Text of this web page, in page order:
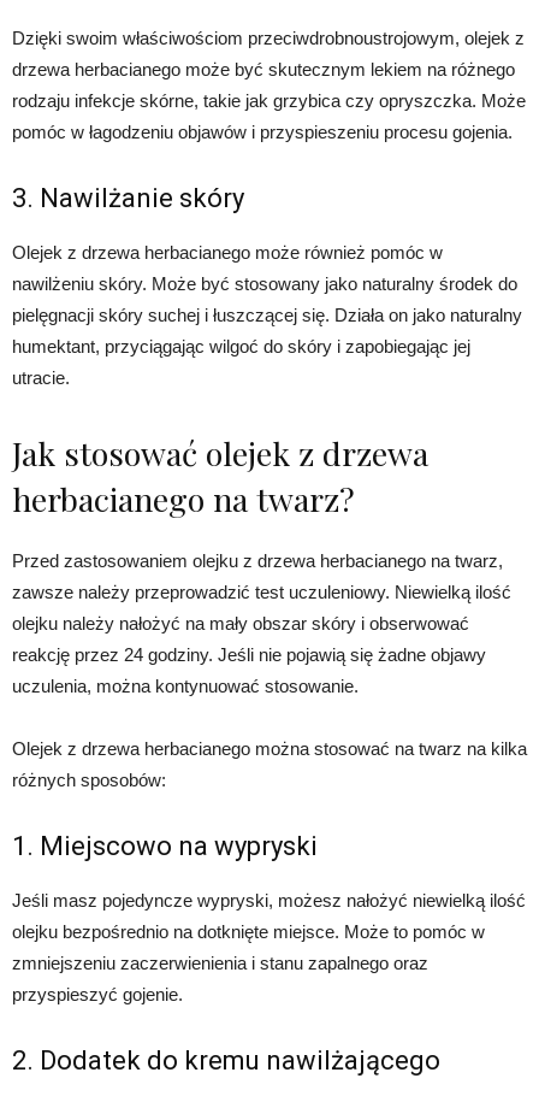
Dzięki swoim właściwościom przeciwdrobnoustrojowym, olejek z
drzewa herbacianego może być skutecznym lekiem na różnego
rodzaju infekcje skórne, takie jak grzybica czy opryszczka. Może
pomóc w łagodzeniu objawów i przyspieszeniu procesu gojenia.
3. Nawilżanie skóry
Olejek z drzewa herbacianego może również pomóc w
nawilżeniu skóry. Może być stosowany jako naturalny środek do
pielęgnacji skóry suchej i łuszczącej się. Działa on jako naturalny
humektant, przyciągając wilgoć do skóry i zapobiegając jej
utracie.
Jak stosować olejek z drzewa
herbacianego na twarz?
Przed zastosowaniem olejku z drzewa herbacianego na twarz,
zawsze należy przeprowadzić test uczuleniowy. Niewielką ilość
olejku należy nałożyć na mały obszar skóry i obserwować
reakcję przez 24 godziny. Jeśli nie pojawią się żadne objawy
uczulenia, można kontynuować stosowanie.
Olejek z drzewa herbacianego można stosować na twarz na kilka
różnych sposobów:
1. Miejscowo na wypryski
Jeśli masz pojedyncze wypryski, możesz nałożyć niewielką ilość
olejku bezpośrednio na dotknięte miejsce. Może to pomóc w
zmniejszeniu zaczerwienienia i stanu zapalnego oraz
przyspieszyć gojenie.
2. Dodatek do kremu nawilżającego